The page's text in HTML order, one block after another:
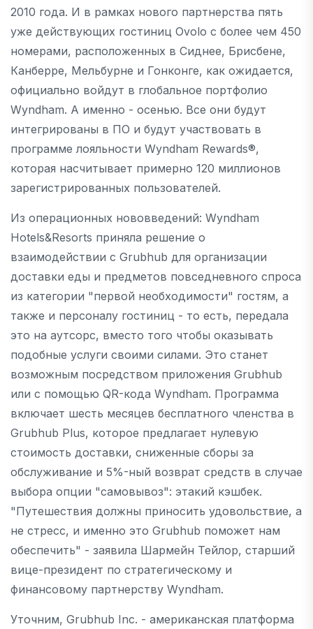
2010 года. И в рамках нового партнерства пять
уже действующих гостиниц Ovolo с более чем 450
номерами, расположенных в Сиднее, Брисбене,
Канберре, Мельбурне и Гонконге, как ожидается,
официально войдут в глобальное портфолио
Wyndham. А именно - осенью. Все они будут
интегрированы в ПО и будут участвовать в
программе лояльности Wyndham Rewards®,
которая насчитывает примерно 120 миллионов
зарегистрированных пользователей.
Из операционных нововведений: Wyndham
Hotels&Resorts приняла решение о
взаимодействии с Grubhub для организации
доставки еды и предметов повседневного спроса
из категории "первой необходимости" гостям, а
также и персоналу гостиниц - то есть, передала
это на аутсорс, вместо того чтобы оказывать
подобные услуги своими силами. Это станет
возможным посредством приложения Grubhub
или с помощью QR-кода Wyndham. Программа
включает шесть месяцев бесплатного членства в
Grubhub Plus, которое предлагает нулевую
стоимость доставки, сниженные сборы за
обслуживание и 5%-ный возврат средств в случае
выбора опции "самовывоз": этакий кэшбек.
"Путешествия должны приносить удовольствие, а
не стресс, и именно это Grubhub поможет нам
обеспечить" - заявила Шармейн Тейлор, старший
вице-президент по стратегическому и
финансовому партнерству Wyndham.
Уточним, Grubhub Inc. - американская платформа